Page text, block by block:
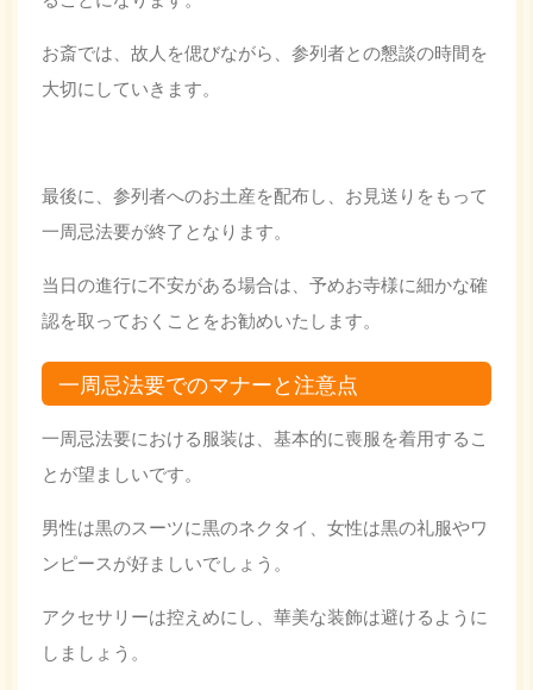
お斎では、故人を偲びながら、参列者との懇談の時間を
大切にしていきます。
最後に、参列者へのお土産を配布し、お見送りをもって
一周忌法要が終了となります。
当日の進行に不安がある場合は、予めお寺様に細かな確
認を取っておくことをお勧めいたします。
一周忌法要でのマナーと注意点
一周忌法要における服装は、基本的に喪服を着用するこ
とが望ましいです。
男性は黒のスーツに黒のネクタイ、女性は黒の礼服やワ
ンピースが好ましいでしょう。
アクセサリーは控えめにし、華美な装飾は避けるように
しましょう。